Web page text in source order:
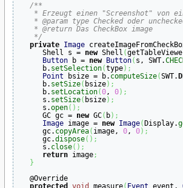
/**
* Erzeugt einen "Screenshot" von
* @param type Checked oder
    * @return Das CheckBox image
    */
private Image
      Shell s =
new Shell (
Button b = new Button( s, SWT.
      b.
setSelection(type) ;
Point bsize = b. computeSize(SWT.
      b.
setSize( bsize) ;
      b.
setLocation(0, 0) ;
      s.
setSize( bsize) ;
      s.
open( ) ;
      GC gc =
new GC( b) ;
Image image = new Image(Display.
      gc.
copyArea( image, 0, 0) ;
      gc.
dispose( ) ;
      s.
close( ) ;
return image;
}
   @Override
protected
void measure( Event event,